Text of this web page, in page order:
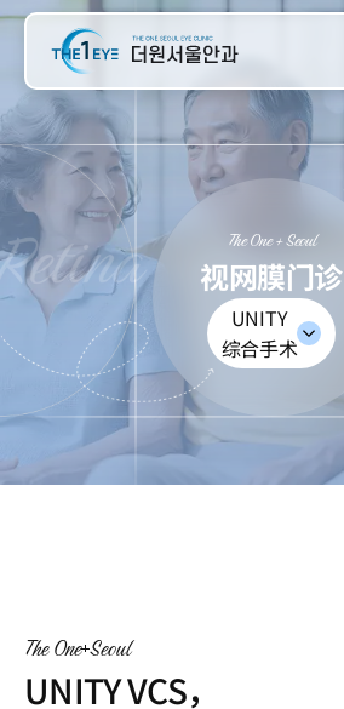
The One 首尔
视网膜门诊
青光眼门诊
白内障门诊
近视门诊
眼综合检查
The One + Seoul
视网膜门诊
UNITY
综合手术
The One Seoul
UNITY VCS，